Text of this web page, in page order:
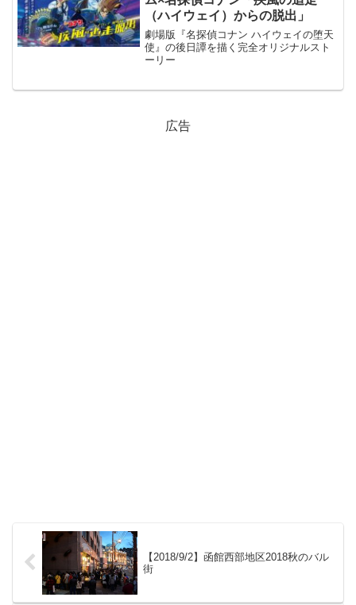
（ハイウェイ）からの脱出」
劇場版『名探偵コナン ハイウェイの堕天
使』の後日譚を描く完全オリジナルスト
ーリー
広告
【2018/9/2】函館西部地区2018秋のバル
街